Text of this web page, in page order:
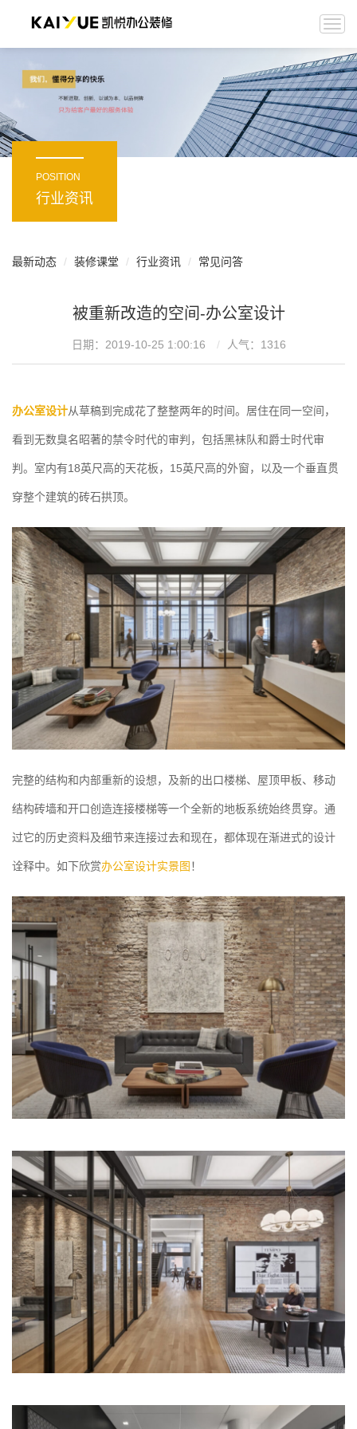
POSITION
行业资讯
最新动态 装修课堂 行业资讯 常见问答
被重新改造的空间-办公室设计
日期：2019-10-25 1:00:16 人气： 1316
办公室设计从草稿到完成花了整整两年的时间。居住在同一空间，
看到无数臭名昭著的禁令时代的审判，包括黑袜队和爵士时代审
判。室内有18英尺高的天花板，15英尺高的外窗，以及一个垂直贯
穿整个建筑的砖石拱顶。
完整的结构和内部重新的设想，及新的出口楼梯、屋顶甲板、移动
结构砖墙和开口创造连接楼梯等一个全新的地板系统始终贯穿。通
过它的历史资料及细节来连接过去和现在，都体现在渐进式的设计
诠释中。如下欣赏办公室设计实景图 ！